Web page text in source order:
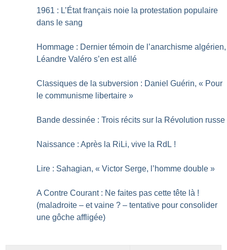
1961 : L’État français noie la protestation populaire
dans le sang
Hommage : Dernier témoin de l’anarchisme algérien,
Léandre Valéro s’en est allé
Classiques de la subversion : Daniel Guérin, « Pour
le communisme libertaire »
Bande dessinée : Trois récits sur la Révolution russe
Naissance : Après la RiLi, vive la RdL !
Lire : Sahagian, « Victor Serge, l’homme double »
A Contre Courant : Ne faites pas cette tête là !
(maladroite – et vaine ? – tentative pour consolider
une gôche affligée)